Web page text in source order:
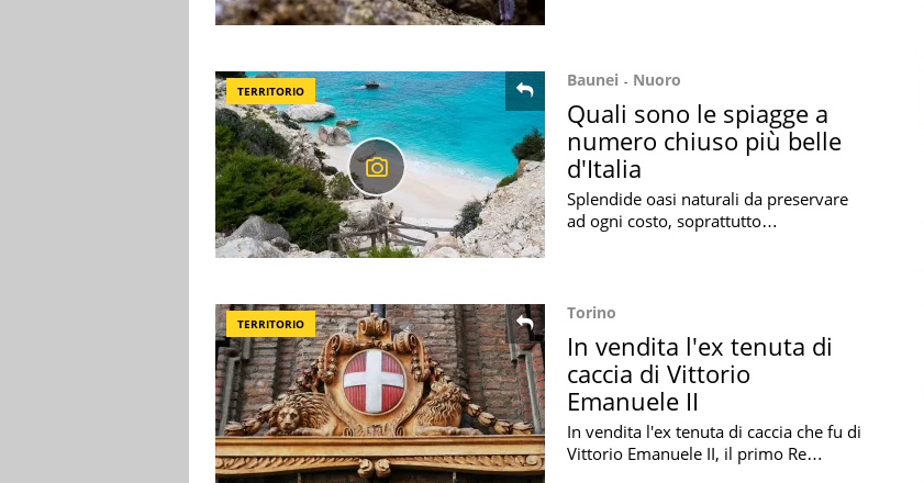
TERRITORIO
Baunei Nuoro
Quali sono le spiagge a
numero chiuso più belle
d'Italia
Splendide oasi naturali da preservare
ad ogni costo, soprattutto
TERRITORIO
Torino
In vendita l'ex tenuta di
caccia di Vittorio
Emanuele II
In vendita l'ex tenuta di caccia che fu di
Vittorio Emanuele II, il primo Re